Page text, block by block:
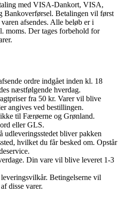
med VISA-Dankort, VISA,
Bankoverførsel. Betalingen vil først
afsendes. Alle beløb er i
Der tages forbehold for
ordre indgået inden kl. 18
næstfølgende hverdag.
fra 50 kr. Varer vil blive
angives ved bestillingen.
til Færøerne og Grønland.
eller GLS.
udleveringsstedet bliver pakken
hvilket du får besked om. Opstår
Din vare vil blive leveret 1-3
Betingelserne vil
disse varer.